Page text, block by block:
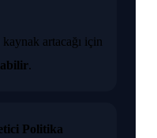
kaynak artacağı için
.
Politika